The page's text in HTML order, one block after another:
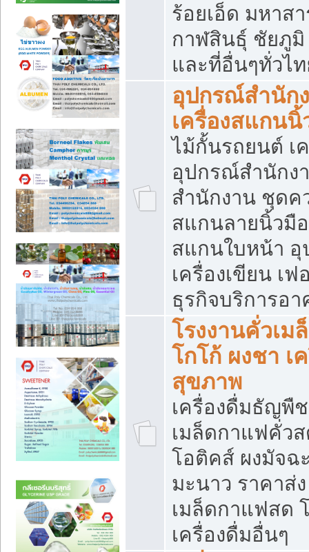
ร้อยเอ็ด มหาส
กาฬสินธุ์ ชัยภู
และที่อื่นๆทั่วไ
อุปกรณ์สำนัก
เครื่องสแกนนิ้
ไม้กั้นรถยนต์ เ
อุปกรณ์สำนักง
สำนักงาน ชุดค
สแกนลายนิ้วมื
สแกนใบหน้า
เครื่องเขียน เ
ธุรกิจบริการอ
โรงงานคั่วเม
โกโก้ ผงชา เ
สุขภาพ
เครื่องดื่มธัญพื
เมล็ดกาแฟคั่ว
โอติคส์ ผงมัจฉ
มะนาว ราคาส่
เมล็ดกาแฟสด
เครื่องดื่มอื่นๆ